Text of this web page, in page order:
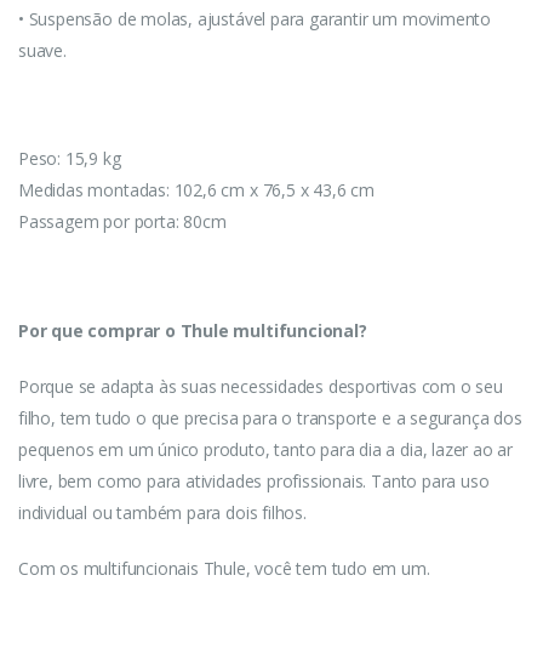
• Suspensão de molas, ajustável para garantir um movimento
suave.
Peso: 15,9 kg
Medidas montadas: 102,6 cm x 76,5 x 43,6 cm
Passagem por porta: 80cm
Por que comprar o Thule multifuncional?
Porque se adapta às suas necessidades desportivas com o seu
filho, tem tudo o que precisa para o transporte e a segurança dos
pequenos em um único produto, tanto para dia a dia, lazer ao ar
livre, bem como para atividades profissionais. Tanto para uso
individual ou também para dois filhos.
Com os multifuncionais Thule, você tem tudo em um.